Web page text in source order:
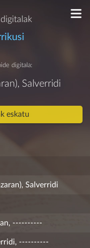
digitala:
Salverridi
eskatu
Salverridi
----------
----------